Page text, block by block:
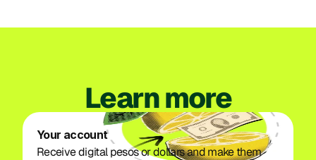
Learn more
Your account
Receive digital pesos or dollars and make them